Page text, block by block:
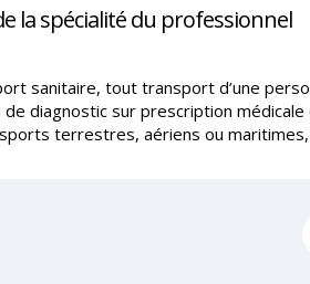
la spécialité du professionnel
sanitaire, tout transport d’une
diagnostic sur prescription médicale
terrestres, aériens ou